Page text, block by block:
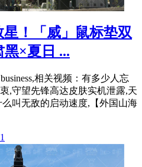
！「威」鼠标垫双
×夏日 ...
相关视频：有多少人忘
,守望先锋高达皮肤实机泄露,天
叫无敌的启动速度,【外国山海